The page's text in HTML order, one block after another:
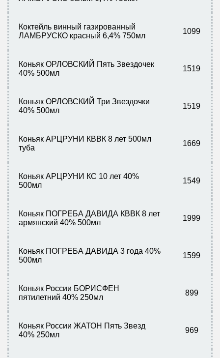
Коктейль винный газированный
ЛАМБРУСКО красный 6,4% 750мл
1099
Коньяк ОРЛОВСКИЙ Пять Звездочек
40% 500мл
1519
Коньяк ОРЛОВСКИЙ Три Звездочки
40% 500мл
1519
Коньяк АРЦРУНИ КВВК 8 лет 500мл
туба
1669
Коньяк АРЦРУНИ КС 10 лет 40%
500мл
1549
Коньяк ПОГРЕБА ДАВИДА КВВК 8 лет
армянский 40% 500мл
1999
Коньяк ПОГРЕБА ДАВИДА 3 года 40%
500мл
1599
Коньяк России БОРИСФЕН
пятилетний 40% 250мл
899
Коньяк России ЖАТОН Пять Звезд
40% 250мл
969